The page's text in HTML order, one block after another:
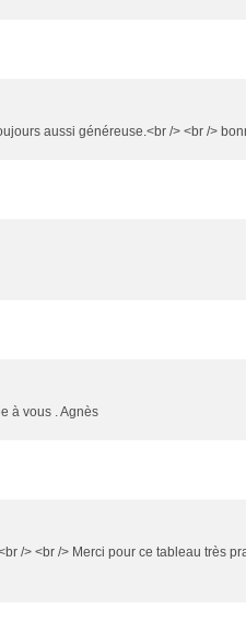
aussi généreuse.<br /> <br />
à vous . Agnès
/> <br /> Merci pour ce tableau très